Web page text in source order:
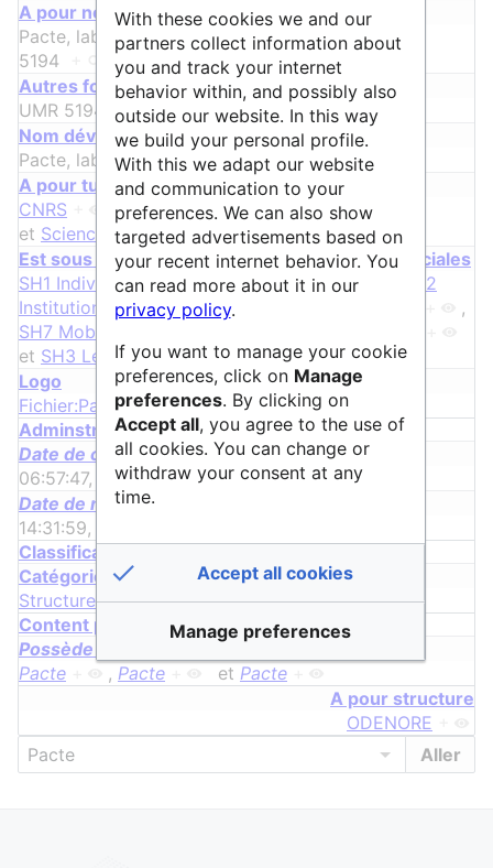
A pour nom alternatif
Pacte, laboratoire de sciences sociales, UMR
5194
Autres formes du nom
UMR 5194 +
Nom développé
Pacte, laboratoire de sciences sociales+
A pour tutelle
CNRS
,Université Grenoble Alpes +
et Sciences Po Grenoble +
Est sous discipline de Sciences Humaines & Sociales
SH1 Individus, marchés et organisations +
SH2
Institutions, gouvernance et systèmes juridiques
,
SH7 Mobilité humaine, environnement et espace
et SH3 Le monde social et ses interactions +
Logo
Fichier:Pacte logo.png +
Adminstrative properties
Date de création
06:57:47, 10 juin 2021+
Date de modification
14:31:59, 15 avril 2025
Classification properties
Catégorie
Structure
Content properties
Possède une requête
Pacte
, Pacte et Pacte
A pour structure
ODENORE
With these cookies we and our
partners collect information about
you and track your internet
behavior within, and possibly also
outside our website. In this way
we build your personal profile.
With this we adapt our website
and communication to your
preferences. We can also show
targeted advertisements based on
your recent internet behavior. You
can read more about it in our
privacy policy.
If you want to manage your cookie
preferences, click on Manage
preferences. By clicking on
Accept all, you agree to the use of
all cookies. You can change or
withdraw your consent at any
time.
Accept all cookies
Manage preferences